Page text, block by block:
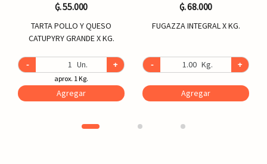
₲. 55.000
TARTA POLLO Y QUESO
CATUPYRY GRANDE X KG.
- Un. +
aprox. 1 Kg.
Agregar
₲. 68.000
FUGAZZA INTEGRAL X KG.
- Kg. +
Agregar